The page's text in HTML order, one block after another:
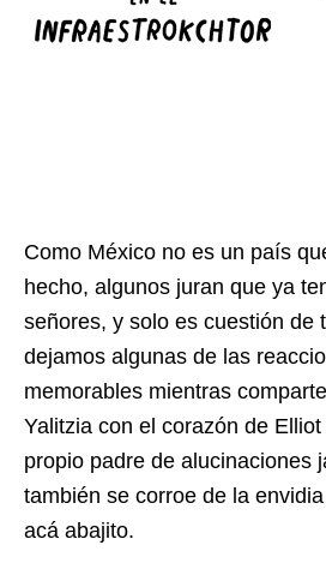
Como México no es un país
hecho, algunos juran que ya
señores, y solo es cuestión de
dejamos algunas de las
memorables mientras
Yalitzia con el corazón de
propio padre de alucinaciones
también se corroe de la
acá abajito.